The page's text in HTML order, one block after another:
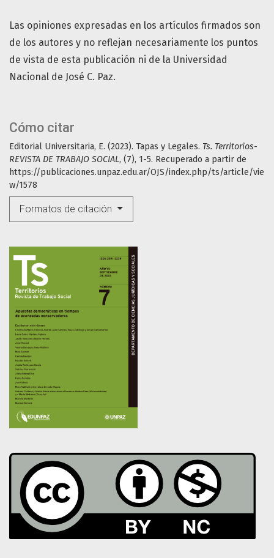
Cómo citar
Editorial Universitaria, E. (2023). Tapas y Legales. Ts. Territorios-
REVISTA DE TRABAJO SOCIAL, (7), 1-5. Recuperado a partir de
https://publicaciones.unpaz.edu.ar/OJS/index.php/ts/article/vie
w/1578
Formatos de citación
Las opiniones expresadas en los artículos firmados son
de los autores y no reflejan necesariamente los puntos
de vista de esta publicación ni de la Universidad
Nacional de José C. Paz.